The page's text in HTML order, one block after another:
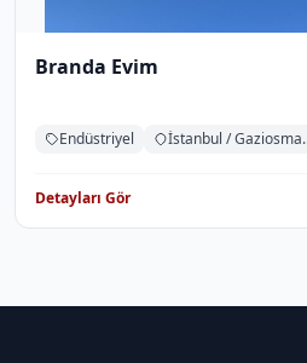
Branda Evim
Endüstriyel
Detayları Gör